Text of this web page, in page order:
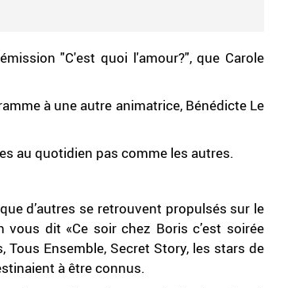
"C'est quoi l'amour?", que Carole
à une autre animatrice, Bénédicte Le
au quotidien pas comme les autres.
d’autres se retrouvent propulsés sur le
vous dit «Ce soir chez Boris c’est soirée
Tous Ensemble, Secret Story, les stars de
à être connus.